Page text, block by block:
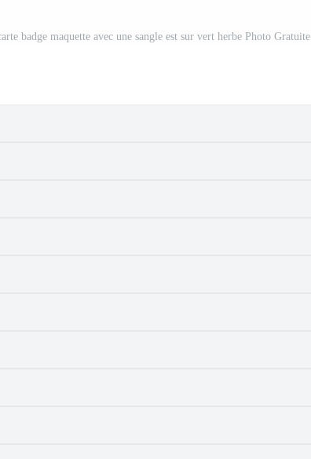
badge maquette avec une sangle est sur vert herbe Photo Gratuite